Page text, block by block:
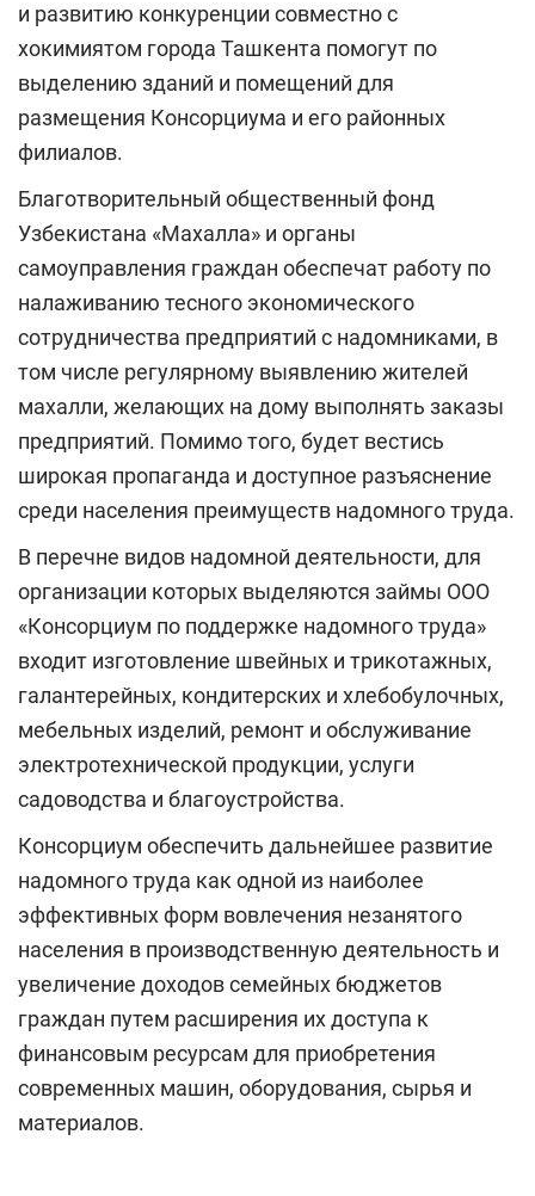
и развитию конкуренции совместно с
хокимиятом города Ташкента помогут по
выделению зданий и помещений для
размещения Консорциума и его районных
филиалов.
Благотворительный общественный фонд
Узбекистана «Махалла» и органы
самоуправления граждан обеспечат работу по
налаживанию тесного экономического
сотрудничества предприятий с надомниками, в
том числе регулярному выявлению жителей
махалли, желающих на дому выполнять заказы
предприятий. Помимо того, будет вестись
широкая пропаганда и доступное разъяснение
среди населения преимуществ надомного труда.
В перечне видов надомной деятельности, для
организации которых выделяются займы ООО
«Консорциум по поддержке надомного труда»
входит изготовление швейных и трикотажных,
галантерейных, кондитерских и хлебобулочных,
мебельных изделий, ремонт и обслуживание
электротехнической продукции, услуги
садоводства и благоустройства.
Консорциум обеспечить дальнейшее развитие
надомного труда как одной из наиболее
эффективных форм вовлечения незанятого
населения в производственную деятельность и
увеличение доходов семейных бюджетов
граждан путем расширения их доступа к
финансовым ресурсам для приобретения
современных машин, оборудования, сырья и
материалов.